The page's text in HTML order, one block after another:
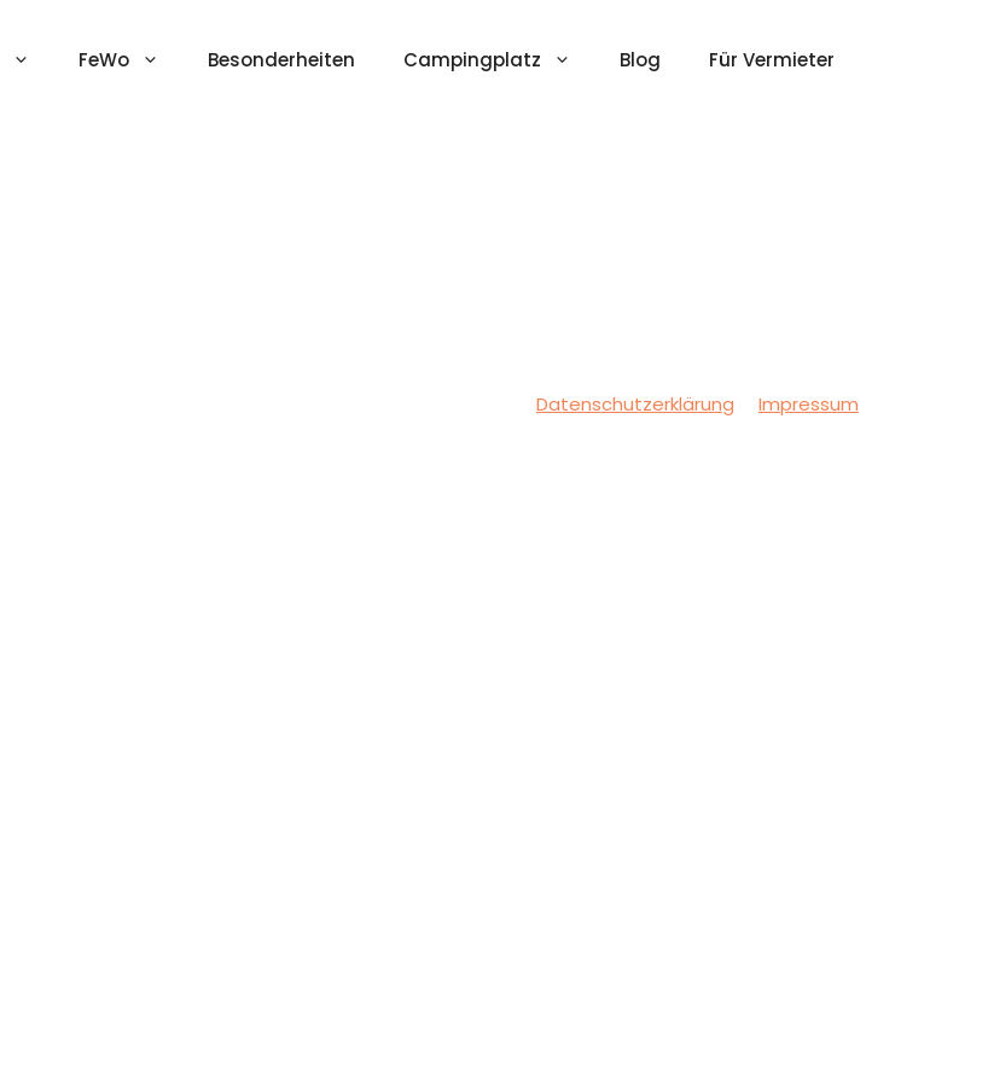
FeWo Besonderheiten Campingplatz Blog Für Vermieter
Datenschutzerklärung Impressum